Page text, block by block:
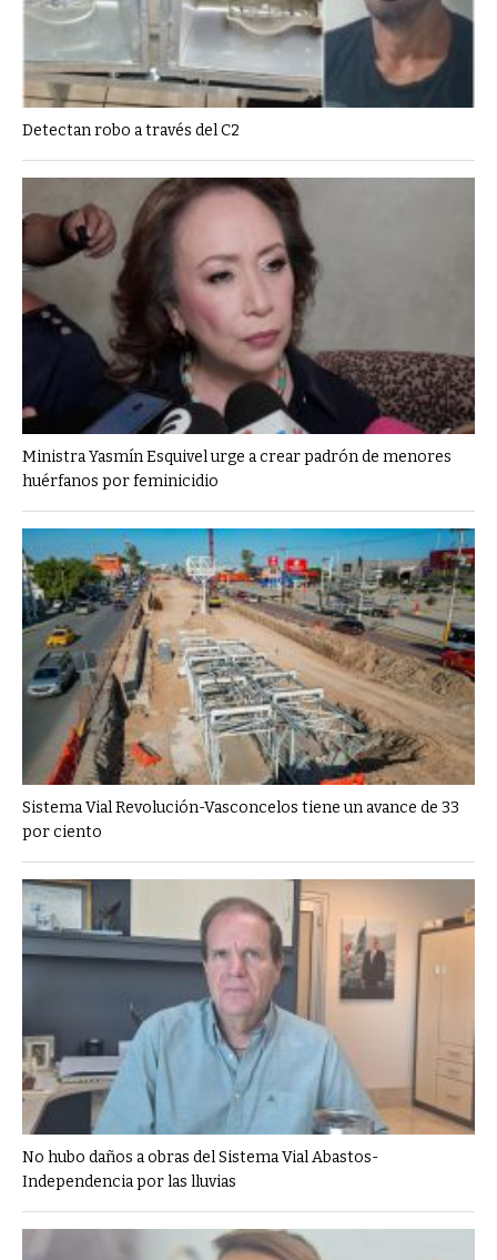
Detectan robo a través del C2
Ministra Yasmín Esquivel urge a crear padrón de menores
huérfanos por feminicidio
Sistema Vial Revolución-Vasconcelos tiene un avance de 33
por ciento
No hubo daños a obras del Sistema Vial Abastos-
Independencia por las lluvias